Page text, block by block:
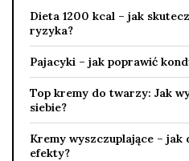
Dieta 1200 kcal – jak
ryzyka?
Pajacyki – jak poprawić
Top kremy do twarzy: Jak
siebie?
Kremy wyszczuplające – jak
efekty?